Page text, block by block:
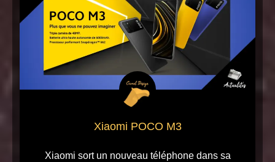
Xiaomi POCO M3
Xiaomi sort un nouveau téléphone dans sa